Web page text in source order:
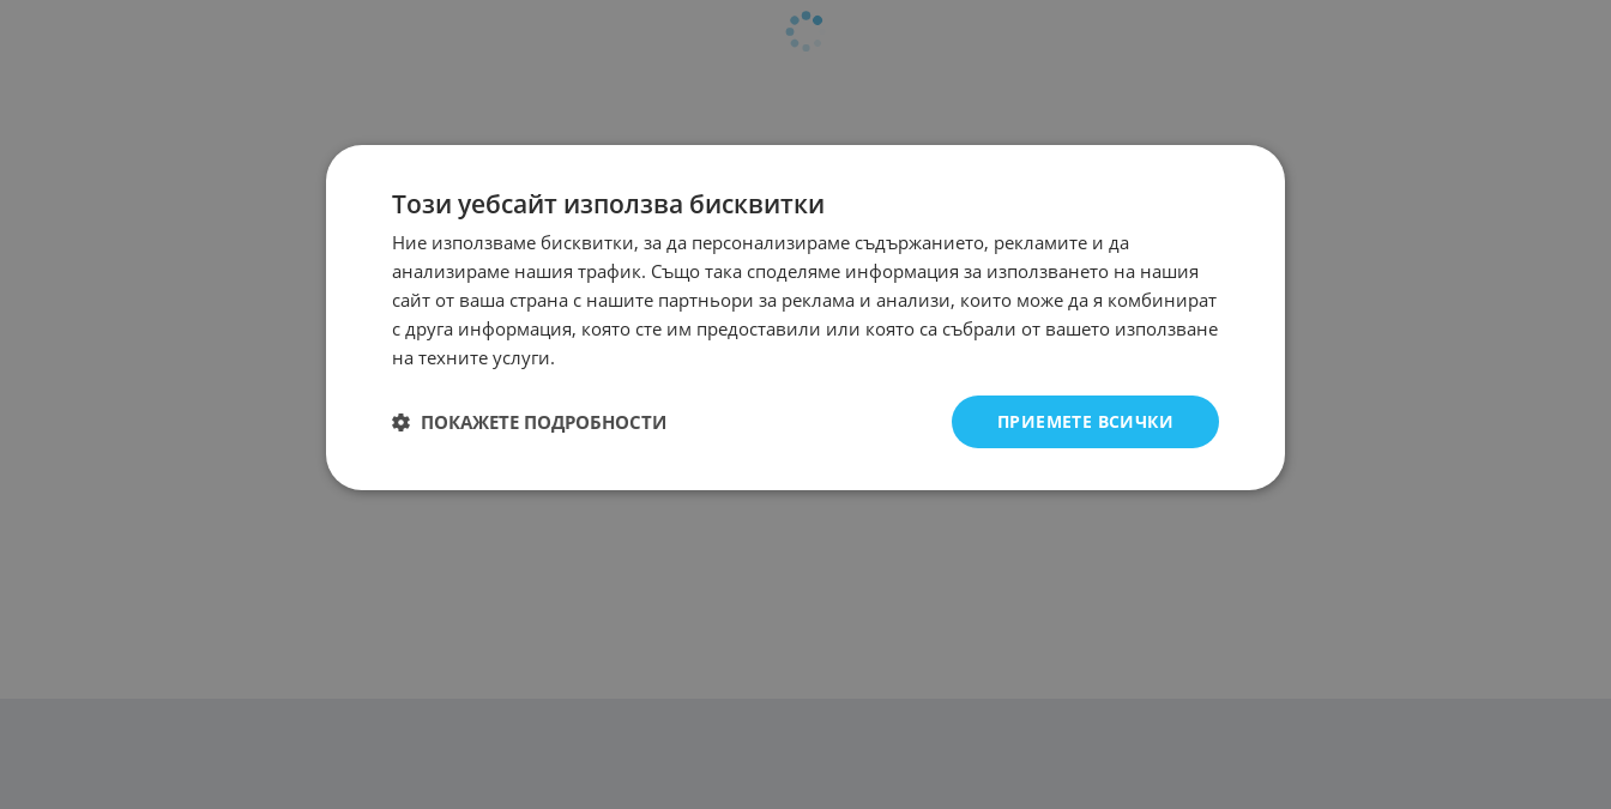
Този уебсайт използва бисквитки
Ние използваме бисквитки, за да персонализираме съдържанието, рекламите и да
анализираме нашия трафик. Също така споделяме информация за използването на нашия
сайт от ваша страна с нашите партньори за реклама и анализи, които може да я комбинират
с друга информация, която сте им предоставили или която са събрали от вашето използване
на техните услуги.
ПРИЕМЕТЕ ВСИЧКИ
ПОКАЖЕТЕ ПОДРОБНОСТИ